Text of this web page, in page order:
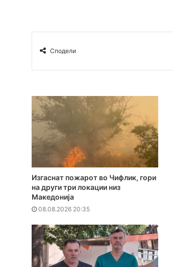
Сподели
Изгаснат пожарот во Чифлик, гори
на други три локации низ
Македонија
08.08.2026 20:35